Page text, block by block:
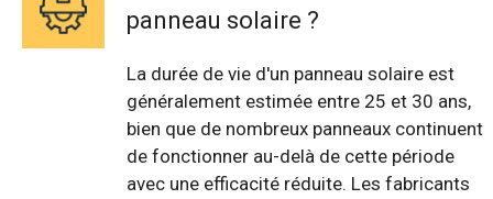
panneau solaire ?
La durée de vie d'un panneau solaire est
généralement estimée entre 25 et 30 ans,
bien que de nombreux panneaux continuent
de fonctionner au-delà de cette période
avec une efficacité réduite. Les fabricants